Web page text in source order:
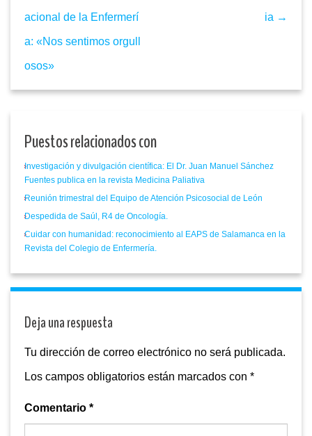
acional de la Enfermerí
a: «Nos sentimos orgull
osos»
ia →
Puestos relacionados con
Investigación y divulgación científica: El Dr. Juan Manuel Sánchez
Fuentes publica en la revista Medicina Paliativa
Reunión trimestral del Equipo de Atención Psicosocial de León
Despedida de Saúl, R4 de Oncología.
Cuidar con humanidad: reconocimiento al EAPS de Salamanca en la
Revista del Colegio de Enfermería.
Deja una respuesta
Tu dirección de correo electrónico no será publicada.
Los campos obligatorios están marcados con *
Comentario *